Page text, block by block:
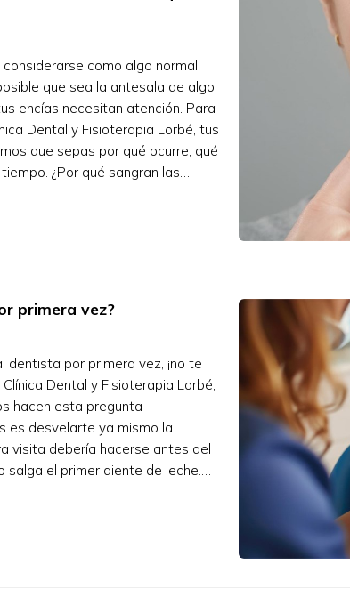
como algo normal.
que sea la antesala de algo
encías necesitan atención. Para
Dental y Fisioterapia Lorbé, tus
que sepas por qué ocurre, qué
¿Por qué sangran las
primera vez?
dentista por primera vez, ¡no te
Dental y Fisioterapia Lorbé,
hacen esta pregunta
es desvelarte ya mismo la
visita debería hacerse antes del
salga el primer diente de leche.